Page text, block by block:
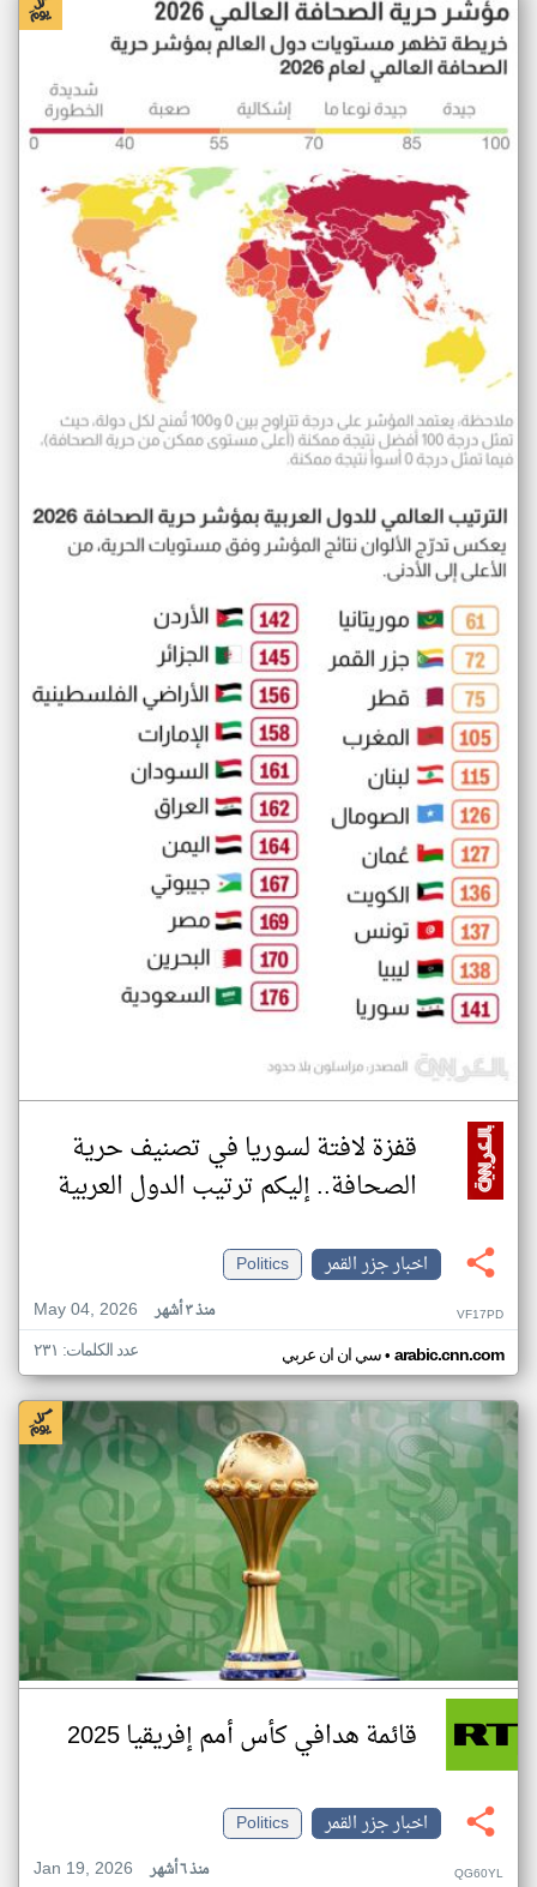
قفزة لافتة لسوريا في تصنيف حرية
الصحافة.. إليكم ترتيب الدول العربية
اخبار جزر القمر
Politics
May 04, 2026
منذ ٣ أشهر VF17PD
سي ان ان عربي• arabic.cnn.com عدد الكلمات: ٢٣١
قائمة هدافي كأس أمم إفريقيا 2025
اخبار جزر القمر
Politics
Jan 19, 2026
منذ ٦ أشهر QG60YL